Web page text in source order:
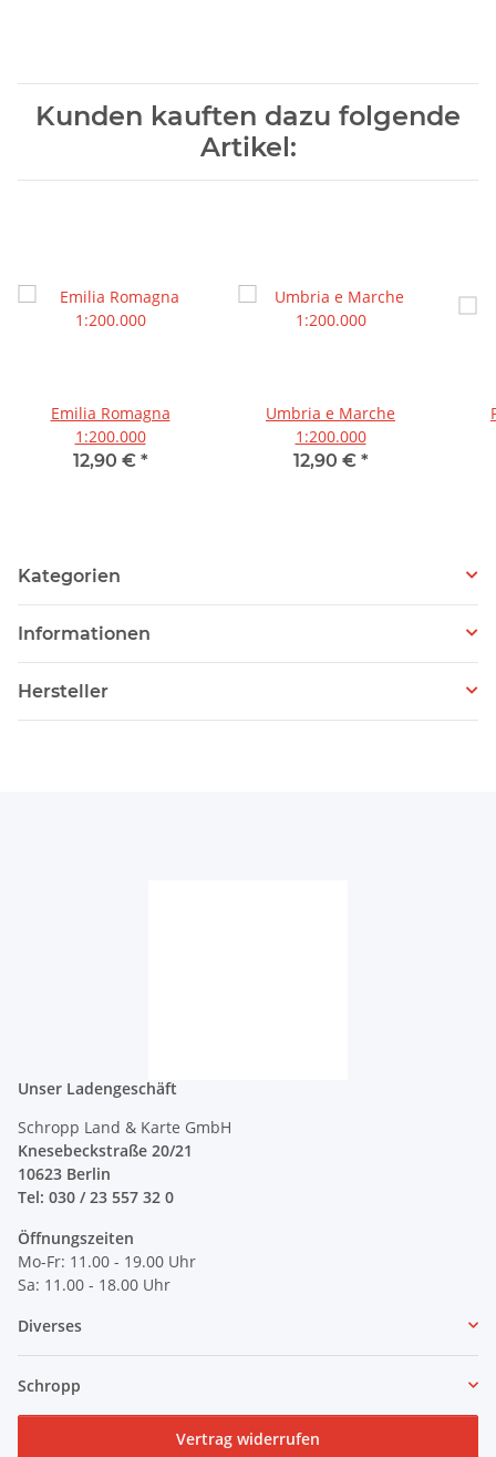
Kunden kauften dazu folgende
Artikel:
Emilia Romagna
1:200.000
12,90 € *
Umbria e Marche
1:200.000
12,90 € *
Kategorien
Informationen
Hersteller
Unser Ladengeschäft
Schropp Land & Karte GmbH
Knesebeckstraße 20/21
10623 Berlin
Tel: 030 / 23 557 32 0
Öffnungszeiten
Mo-Fr: 11.00 - 19.00 Uhr
Sa: 11.00 - 18.00 Uhr
Diverses
Schropp
Vertrag widerrufen